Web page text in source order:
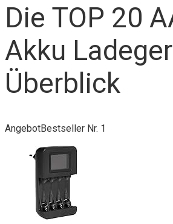
Die TOP 20
Akku
Überblick
AngebotBestseller Nr. 1